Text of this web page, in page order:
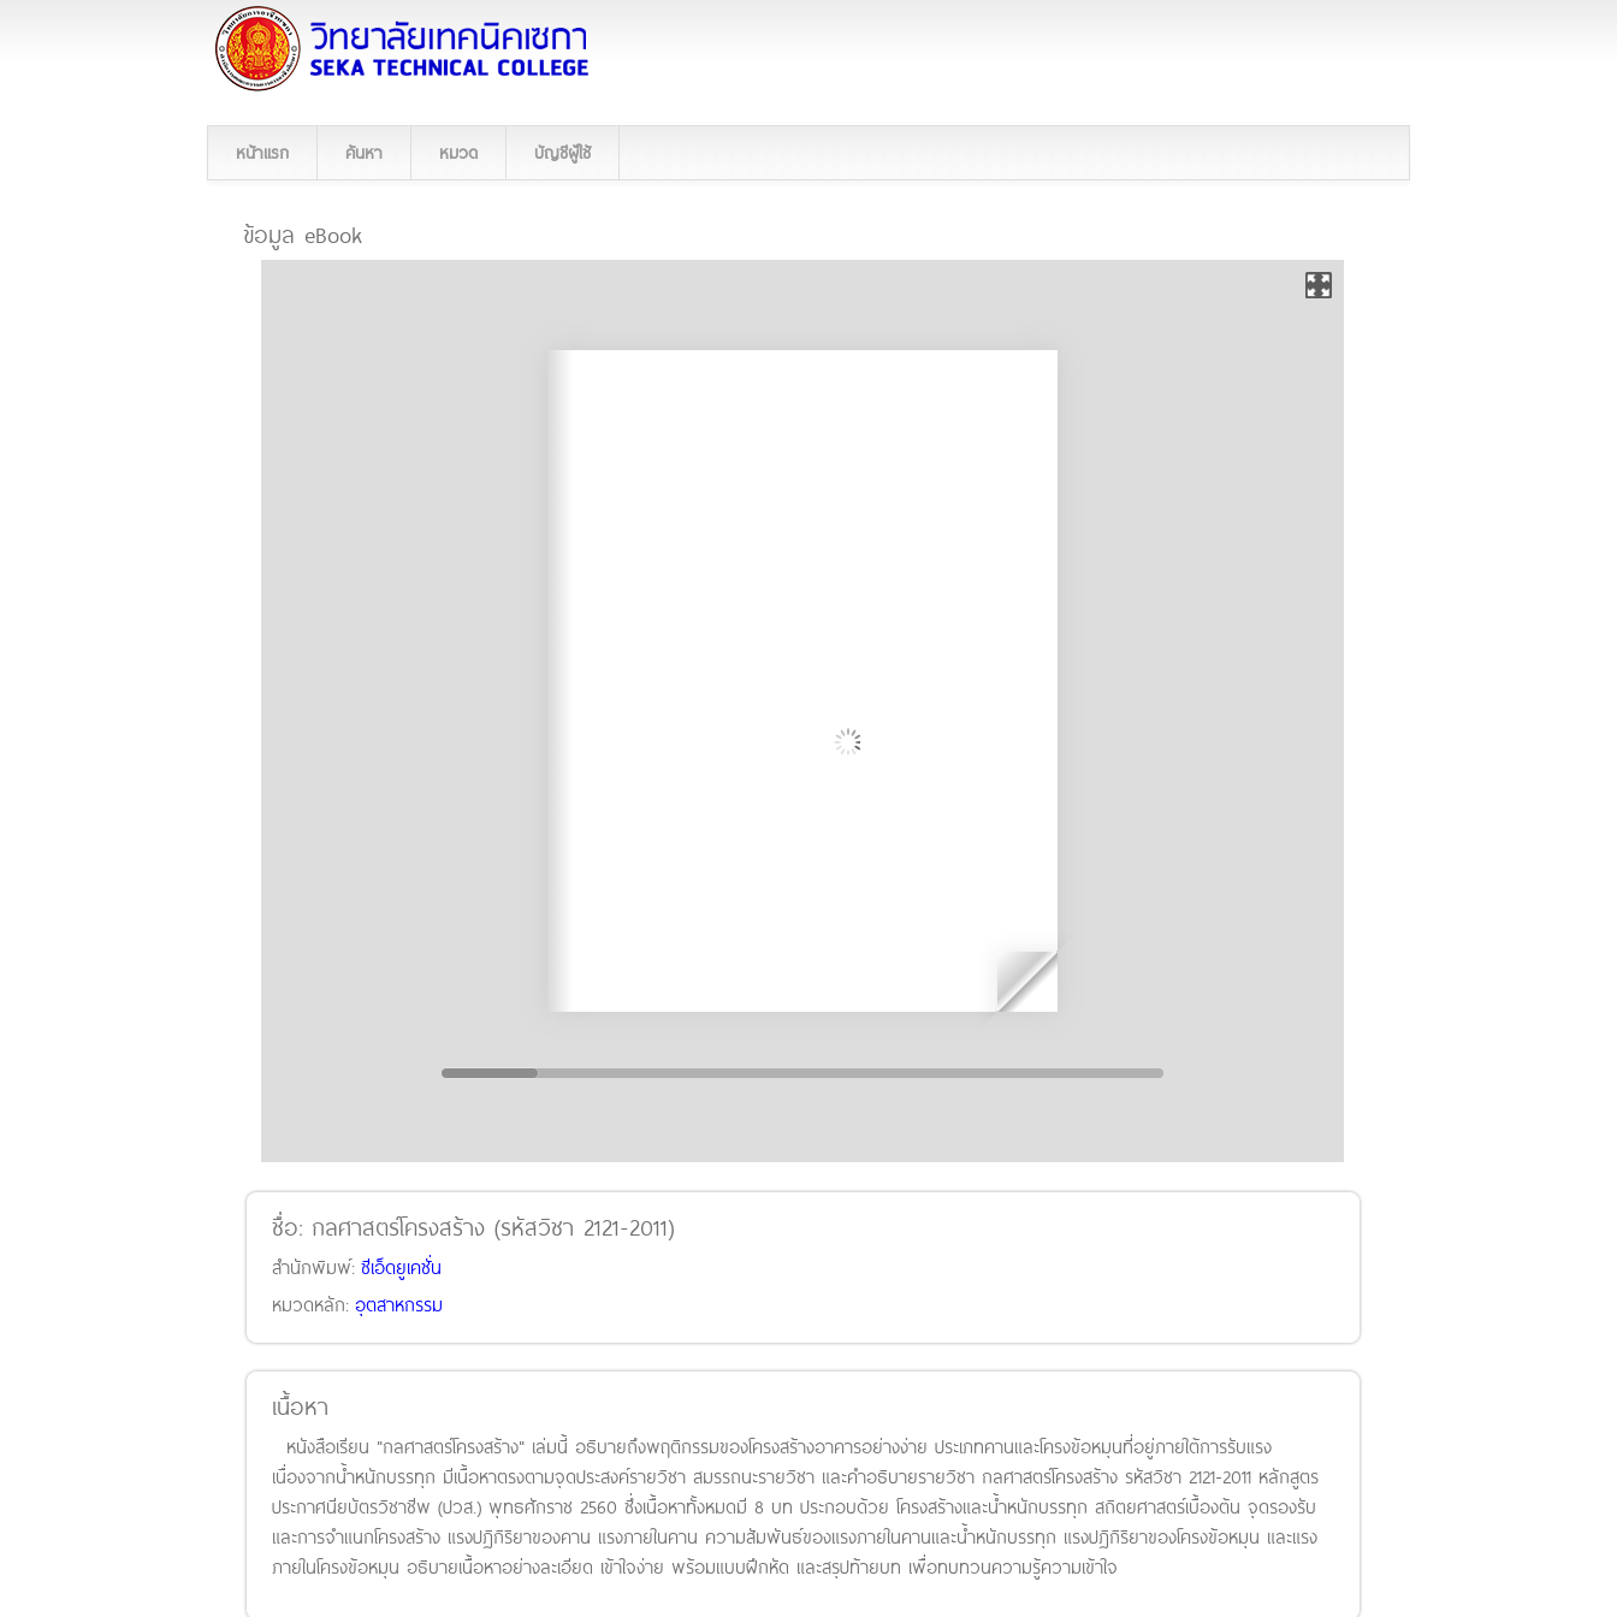
หน้าแรก ค้นหา หมวด บัญชีผู้ใช้
ข้อมูล eBook
ชื่อ: กลศาสตร์โครงสร้าง (รหัสวิชา 2121-2011)
สำนักพิมพ์: ซีเอ็ดยูเคชั่น
หมวดหลัก: อุตสาหกรรม
เนื้อหา
หนังสือเรียน "กลศาสตร์โครงสร้าง" เล่มนี้ อธิบายถึงพฤติกรรมของโครงสร้างอาคารอย่างง่าย ประเภทคานและโครงข้อหมุนที่อยู่ภายใต้การรับแรง
เนื่องจากน้ำหนักบรรทุก มีเนื้อหาตรงตามจุดประสงค์รายวิชา สมรรถนะรายวิชา และคำอธิบายรายวิชา กลศาสตร์โครงสร้าง รหัสวิชา 2121-2011 หลักสูตร
ประกาศนียบัตรวิชาชีพ (ปวส.) พุทธศักราช 2560 ซึ่งเนื้อหาทั้งหมดมี 8 บท ประกอบด้วย โครงสร้างและน้ำหนักบรรทุก สถิตยศาสตร์เบื้องต้น จุดรองรับ
และการจำแนกโครงสร้าง แรงปฏิกิริยาของคาน แรงภายในคาน ความสัมพันธ์ของแรงภายในคานและน้ำหนักบรรทุก แรงปฏิกิริยาของโครงข้อหมุน และแรง
ภายในโครงข้อหมุน อธิบายเนื้อหาอย่างละเอียด เข้าใจง่าย พร้อมแบบฝึกหัด และสรุปท้ายบท เพื่อทบทวนความรู้ความเข้าใจ